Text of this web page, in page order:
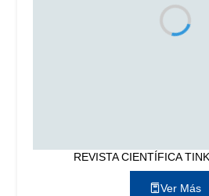
REVISTA CIENTÍFICA
Ver Más